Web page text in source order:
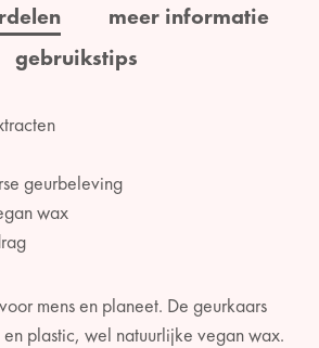
meer informatie
gebruikstips
geurbeleving
wax
mens en planeet. De geurkaars
plastic, wel natuurlijke vegan wax.